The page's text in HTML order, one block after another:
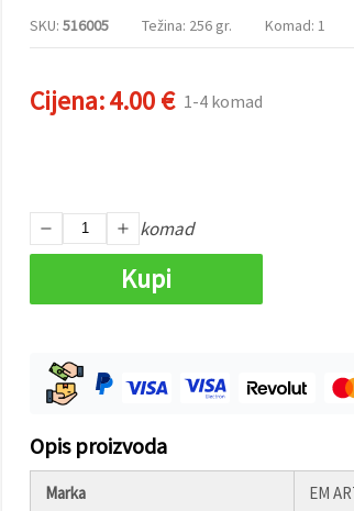
SKU: 516005 Težina: 256 gr. Komad: 1
Cijena:4.00 € 1-4 komad
komad
Kupi
Opis proizvoda
Marka EM